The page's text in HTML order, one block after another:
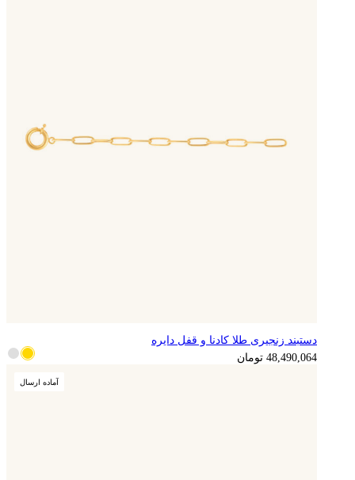
12,122,516 تومان
دستبند زنجیری طلا کادنا و قفل دایره
48,490,064 تومان
آماده ارسال